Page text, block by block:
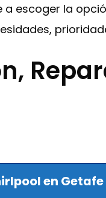
escoger la
en Getafe